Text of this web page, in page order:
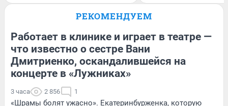
РЕКОМЕНДУЕМ
Работает в клинике и играет в театре —
что известно о сестре Вани
Дмитриенко, оскандалившейся на
концерте в «Лужниках»
3 часа 2 856 1
«Шрамы болят ужасно». Екатеринбурженка, которую